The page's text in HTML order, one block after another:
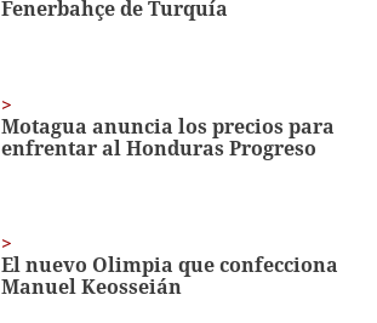
Fenerbahçe de Turquía
Motagua anuncia los precios para
enfrentar al Honduras Progreso
El nuevo Olimpia que confecciona
Manuel Keosseián